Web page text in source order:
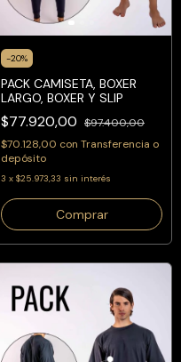
-20%
PACK CAMISETA, BOXER
LARGO, BOXER Y SLIP
$77.920,00 $97.400,00
$70.128,00 con Transferencia o
depósito
3 x $25.973,33 sin interés
Comprar